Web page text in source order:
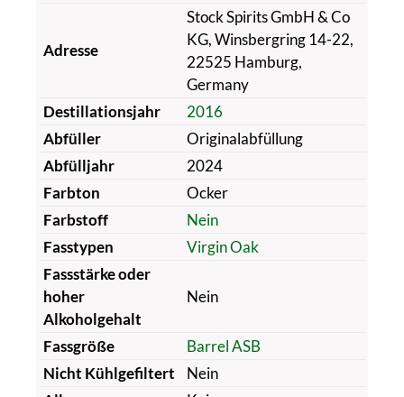
Adresse
Stock Spirits GmbH & Co
KG, Winsbergring 14-22,
22525 Hamburg,
Germany
Destillationsjahr
2016
Abfüller
Originalabfüllung
Abfülljahr
2024
Farbton
Ocker
Farbstoff
Nein
Fasstypen
Virgin Oak
Fassstärke oder
hoher
Alkoholgehalt
Nein
Fassgröße
Barrel ASB
Nicht Kühlgefiltert
Nein